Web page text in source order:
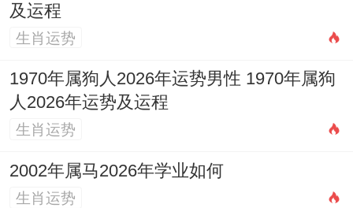
其核心关键在于，夫妻双才能否主动创造高
回收，倾注于彼此身上。
当外界光影缭乱、勾引频现时内在的默契、
迷雾最可靠的压舱石。
及运程
生肖运势
1970年属狗人2026年运势男性 1970年属狗
人2026年运势及运程
生肖运势
2002年属马2026年学业如何
生肖运势